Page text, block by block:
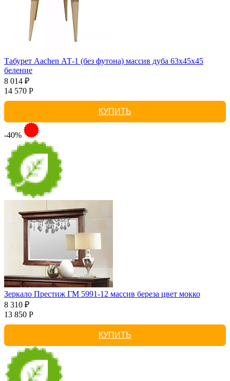
Табурет Aachen АТ-1 (без футона) массив дуба 63х45х45
беление
8 014 ₽
14 570 Р
КУПИТЬ
-40%
Зеркало Престиж ГМ 5991-12 массив береза цвет мокко
8 310 ₽
13 850 Р
КУПИТЬ